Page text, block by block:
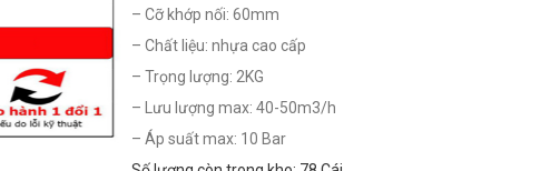
– Cỡ khớp nối: 60mm
– Chất liệu: nhựa cao cấp
– Trọng lượng: 2KG
– Lưu lượng max: 40-50m3/h
– Áp suất max: 10 Bar